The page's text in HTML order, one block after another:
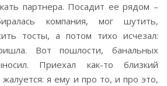
партнера. Посадит ее рядом –
компания, мог шутить,
тосты, а потом тихо исчезал:
Вот пошлости, банальных
Приехал как-то близкий
я ему и про то, и про это,